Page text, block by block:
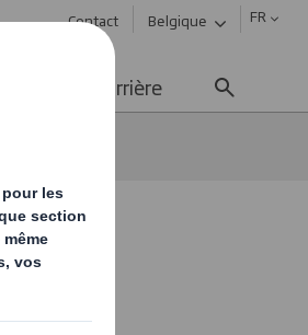
Contact Belgique FR
Carrière